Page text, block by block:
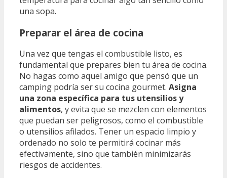
una sopa.
Preparar el área de cocina
Una vez que tengas el combustible listo, es
fundamental que prepares bien tu área de cocina.
No hagas como aquel amigo que pensó que un
camping podría ser su cocina gourmet. Asigna
una zona específica para tus utensilios y
alimentos, y evita que se mezclen con elementos
que puedan ser peligrosos, como el combustible
o utensilios afilados. Tener un espacio limpio y
ordenado no solo te permitirá cocinar más
efectivamente, sino que también minimizarás
riesgos de accidentes.